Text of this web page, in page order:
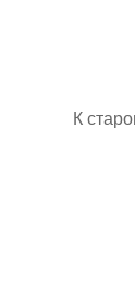
К